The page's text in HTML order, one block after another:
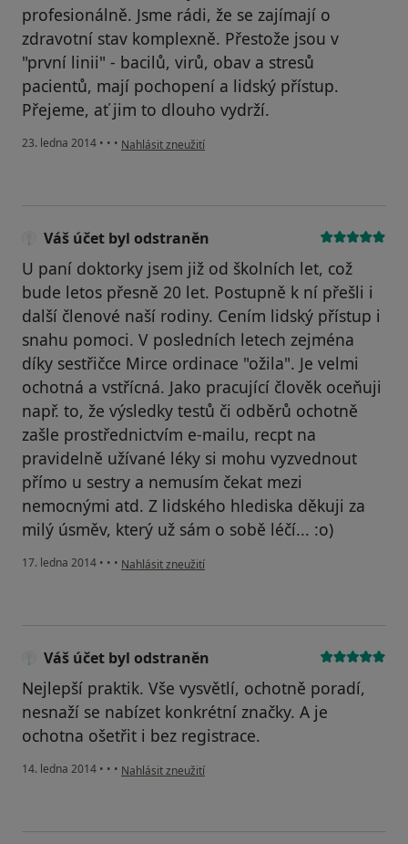
profesionálně. Jsme rádi, že se zajímají o
zdravotní stav komplexně. Přestože jsou v
"první linii" - bacilů, virů, obav a stresů
pacientů, mají pochopení a lidský přístup.
Přejeme, ať jim to dlouho vydrží.
23. ledna 2014 • • • podle názoru uživatele Váš účet byl odstraněn
Nahlásit zneužití
Váš účet byl odstraněn
U paní doktorky jsem již od školních let, což
bude letos přesně 20 let. Postupně k ní přešli i
další členové naší rodiny. Cením lidský přístup i
snahu pomoci. V posledních letech zejména
díky sestřičce Mirce ordinace "ožila". Je velmi
ochotná a vstřícná. Jako pracující člověk oceňuji
např. to, že výsledky testů či odběrů ochotně
zašle prostřednictvím e-mailu, recpt na
pravidelně užívané léky si mohu vyzvednout
přímo u sestry a nemusím čekat mezi
nemocnými atd. Z lidského hlediska děkuji za
milý úsměv, který už sám o sobě léčí... :o)
17. ledna 2014 • • • podle názoru uživatele Váš účet byl odstraněn
Nahlásit zneužití
Váš účet byl odstraněn
Nejlepší praktik. Vše vysvětlí, ochotně poradí,
nesnaží se nabízet konkrétní značky. A je
ochotna ošetřit i bez registrace.
14. ledna 2014 • • • podle názoru uživatele Váš účet byl odstraněn
Nahlásit zneužití